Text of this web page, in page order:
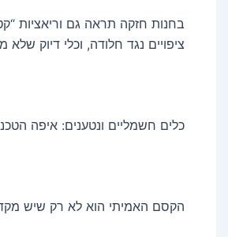
בחנות חזקה תראה גם וריאציות
ציפויים נגד חלודה, וכלי דיוק שלא
כלים חשמליים ונטענים: איפה
הקסם האמיתי הוא לא רק שיש